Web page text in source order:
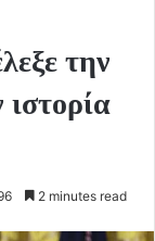
την
2 minutes read